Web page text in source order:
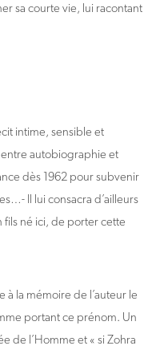
sa courte vie, lui racontant
intime, sensible et
entre autobiographie et
dès 1962 pour subvenir
Il lui consacra d’ailleurs
fils né ici, de porter cette
la mémoire de l’auteur le
portant ce prénom. Un
de l’Homme et « si Zohra